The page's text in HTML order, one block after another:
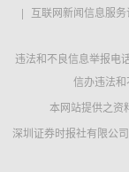
| 互联网新闻信息服
违法和不良信息举报电
信办违法
本网站提供之资
深圳证券时报社有限公